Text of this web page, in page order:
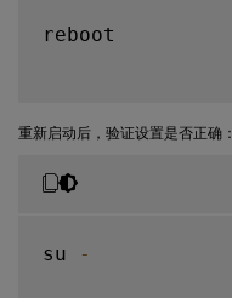
reboot
重新启动后，验证设置是否正确：
su -